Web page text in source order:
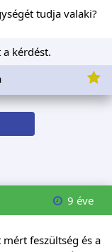
tudja valaki?
kérdést.
9 éve
feszültség és a